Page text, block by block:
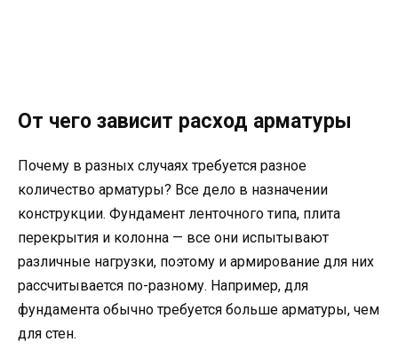
От чего зависит расход арматуры
Почему в разных случаях требуется разное
количество арматуры? Все дело в назначении
конструкции. Фундамент ленточного типа, плита
перекрытия и колонна — все они испытывают
различные нагрузки, поэтому и армирование для них
рассчитывается по-разному. Например, для
фундамента обычно требуется больше арматуры, чем
для стен.